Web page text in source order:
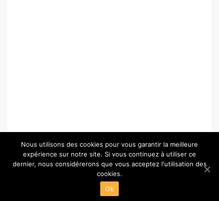
© Copyright 2026 –
Powered by
Nous utilisons des cookies pour vous garantir la meilleure
expérience sur notre site. Si vous continuez à utiliser ce
dernier, nous considérerons que vous acceptez l'utilisation des
cookies.
Ok